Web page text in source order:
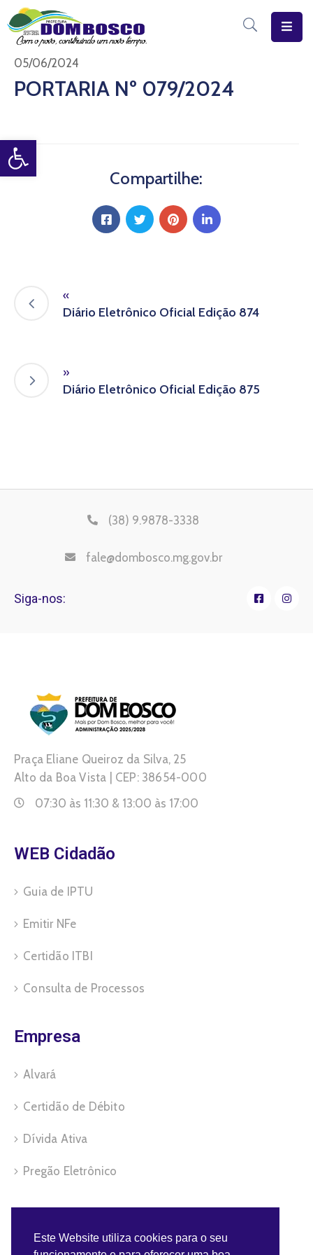
Open toolbar
Início
O
Estrutura
Diário
05/06/2024
PORTARIA Nº 079/2024
Compartilhe:
«
Diário Eletrônico Oficial Edição 874
»
Diário Eletrônico Oficial Edição 875
(38) 9.9878-3338
fale@dombosco.mg.gov.br
Siga-nos:
Praça Eliane Queiroz da Silva, 25
Alto da Boa Vista | CEP: 38654-000
07:30 às 11:30 & 13:00 às 17:00
WEB Cidadão
Guia de IPTU
Emitir NFe
Certidão ITBI
Consulta de Processos
Empresa
Alvará
Certidão de Débito
Dívida Ativa
Pregão Eletrônico
Este Website utiliza cookies para o seu